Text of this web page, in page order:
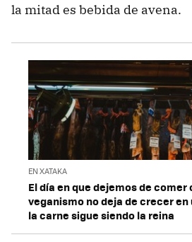
la mitad es bebida de avena.
EN XATAKA
El día en que dejemos de comer
veganismo no deja de crecer en
la carne sigue siendo la reina